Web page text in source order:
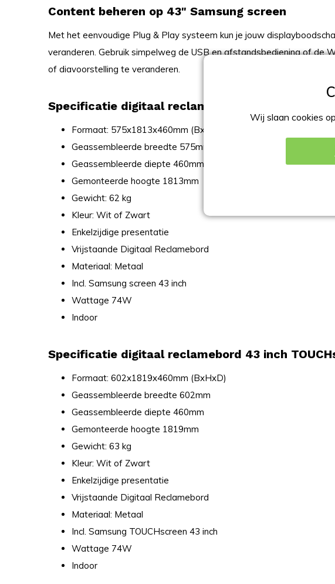
Content beheren op 43" Samsung screen
Met het eenvoudige Plug & Play systeem kun je jouw
veranderen. Gebruik simpelweg de USB en afstandsbediening of de
of diavoorstelling te veranderen.
Specificatie digitaal reclamebord 43 inch scherm
Formaat: 575x1813x460mm (BxHxD)
Geassembleerde breedte 575mm
Geassembleerde diepte 460mm
Gemonteerde hoogte 1813mm
Gewicht: 62 kg
Kleur: Wit of Zwart
Enkelzijdige presentatie
Vrijstaande Digitaal Reclamebord
Materiaal: Metaal
Incl. Samsung screen 43 inch
Wattage 74W
Indoor
Specificatie digitaal reclamebord 43 inch
Formaat: 602x1819x460mm (BxHxD)
Geassembleerde breedte 602mm
Geassembleerde diepte 460mm
Gemonteerde hoogte 1819mm
Gewicht: 63 kg
Kleur: Wit of Zwart
Enkelzijdige presentatie
Vrijstaande Digitaal Reclamebord
Materiaal: Metaal
Incl. Samsung TOUCHscreen 43 inch
Wattage 74W
Indoor
Wij slaan cookies